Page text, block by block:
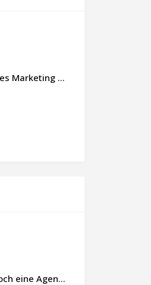
Jasmin Schwanke – Digitales Marketing & KI-gestützte Contenterstellung
SMART Business - Nicht noch eine Agentur. Sondern ein Partner, der dein Business als Ganzes denkt.